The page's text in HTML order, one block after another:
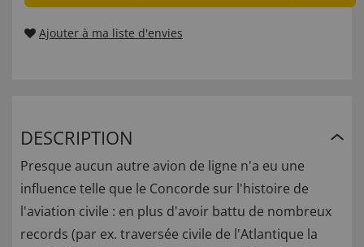
Ajouter à ma liste d'envies
DESCRIPTION
Presque aucun autre avion de ligne n'a eu une
influence telle que le Concorde sur l'histoire de
l'aviation civile : en plus d'avoir battu de nombreux
records (par ex. traversée civile de l'Atlantique la